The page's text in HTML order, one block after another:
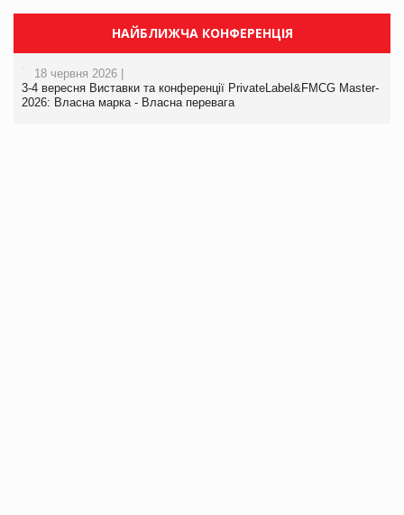
НАЙБЛИЖЧА КОНФЕРЕНЦІЯ
18 червня 2026 |
3-4 вересня Виставки та конференції PrivateLabel&FMCG Master-
2026: Власна марка - Власна перевага